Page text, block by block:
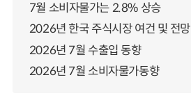
7월 소비자물가는 2.8% 상승
2026년 한국 주식시장 여건 및 전망
2026년 7월 수출입 동향
2026년 7월 소비자물가동향